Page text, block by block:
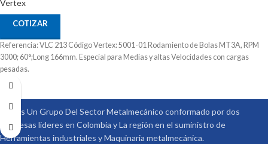
Vertex
COTIZAR
Referencia: VLC 213 Código Vertex: 5001-01 Rodamiento de Bolas MT3A, RPM
3000; 60°;Long 166mm. Especial para Medias y altas Velocidades con cargas
pesadas.
Somos Un Grupo Del Sector Metalmecánico conformado por dos
empresas lideres en Colombia y La región en el suministro de
Herramientas industriales y Maquinaria metalmecánica.